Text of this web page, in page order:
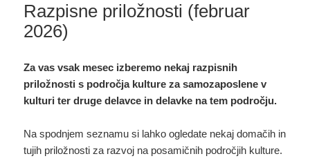
Razpisne priložnosti (februar
2026)
Za vas vsak mesec izberemo nekaj razpisnih
priložnosti s področja kulture za samozaposlene v
kulturi ter druge delavce in delavke na tem področju.
Na spodnjem seznamu si lahko ogledate nekaj domačih in
tujih priložnosti za razvoj na posamičnih področjih kulture.